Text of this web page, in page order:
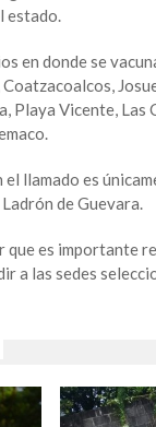
estado.
en donde se
Coatzacoalcos,
Playa Vicente, Las
el llamado es
de Guevara.
que es importante
a las sedes